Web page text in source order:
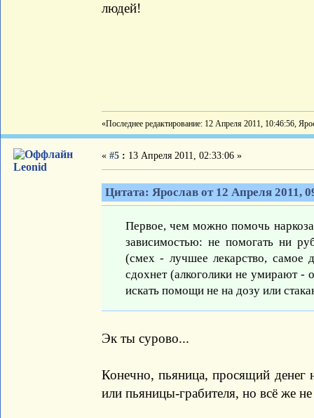
людей!
«Последнее редактирование: 12 Апреля 2011, 10:46:56,
Leonid
« #5 : 13 Апреля 2011, 02:33:06 »
Цитата: Ярослав от 12 Апреля 2011,
Первое, чем можно помочь
зависимостью: не помогать ни
(смех - лучшее лекарство, самое
сдохнет (алкоголики не умирают -
искать помощи не на дозу или
Эк ты сурово...
Конечно, пьяница, просящий денег
или пьяницы-грабителя, но всё же